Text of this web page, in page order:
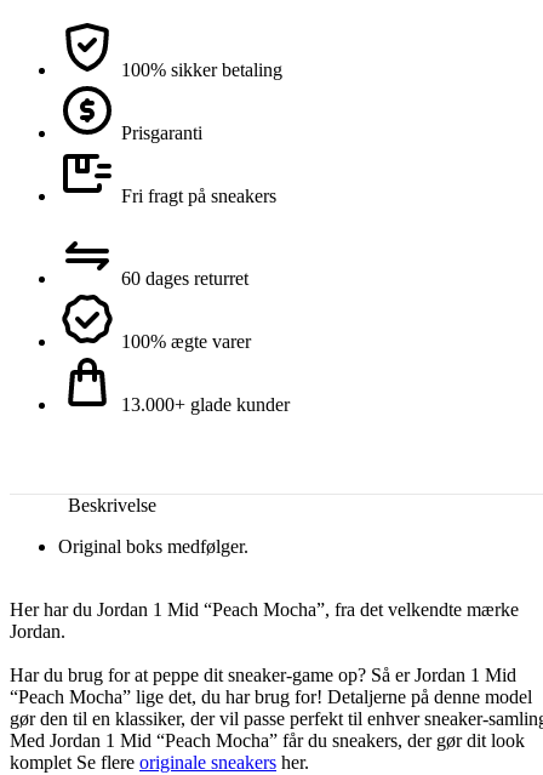
100% sikker betaling
Prisgaranti
Fri fragt på sneakers
60 dages returret
100% ægte varer
13.000+ glade kunder
Beskrivelse
Original boks medfølger.
Her har du Jordan 1 Mid “Peach Mocha”, fra det velkendte mærke
Jordan.
Har du brug for at peppe dit sneaker-game op? Så er Jordan 1 Mid
“Peach Mocha” lige det, du har brug for! Detaljerne på denne model
gør den til en klassiker, der vil passe perfekt til enhver sneaker-
Med Jordan 1 Mid “Peach Mocha” får du sneakers, der gør dit look
komplet Se flere originale sneakers her.